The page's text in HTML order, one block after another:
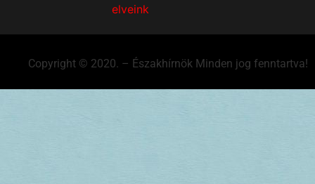
elveink
Copyright © 2020. – Északhírnök Minden jog fenntartva!